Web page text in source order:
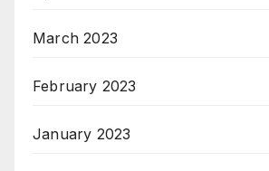
March 2023
February 2023
January 2023